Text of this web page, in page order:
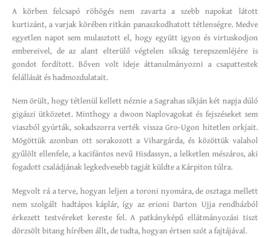
A körben felcsapó röhögés nem zavarta a szebb napokat látott
kurtizánt, a varjak körében ritkán panaszkodhatott tétlenségre. Medve
egyetlen napot sem mulasztott el, hogy együtt igyon és virtuskodjon
embereivel, de az alant elterülő végtelen síkság terepszemléjére is
gondot fordított. Bőven volt ideje áttanulmányozni a csapattestek
felállását és hadmozdulatait.
Nem örült, hogy tétlenül kellett néznie a Sagrahas síkján két napja dúló
gigászi ütközetet. Minthogy a dwoon Naplovagokat és fejszéseket sem
viaszból gyúrták, sokadszorra verték vissza Gro-Ugon hitetlen orkjait.
Mögöttük azonban ott sorakozott a Vihargárda, és közöttük valahol
gyűlölt ellenfele, a kacifántos nevű Hisdassyn, a lelketlen mészáros, aki
fogadott családjának legkedvesebb tagját küldte a Kárpiton túlra.
Megvolt rá a terve, hogyan leljen a toroni nyomára, de osztaga mellett
nem szolgált hadtápos káplár, így az erioni Darton Ujja rendházból
érkezett testvéreket kereste fel. A patkányképű ellátmányozási tiszt
dörzsölt bitang hírében állt, de tudta, hogyan értsen szót a fajtájával.